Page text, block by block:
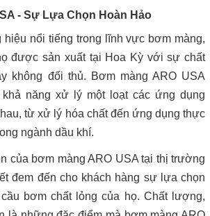
- Sự Lựa Chọn Hoàn Hảo
nổi tiếng trong lĩnh vực bơm màng,
được sản xuất tại Hoa Kỳ với sự chất
không đối thủ. Bơm màng ARO USA
năng xử lý một loạt các ứng dụng
từ xử lý hóa chất đến ứng dụng thực
ngành dầu khí.
của bơm màng ARO USA tại thị trường
đem đến cho khách hàng sự lựa chọn
bơm chất lỏng của họ. Chất lượng,